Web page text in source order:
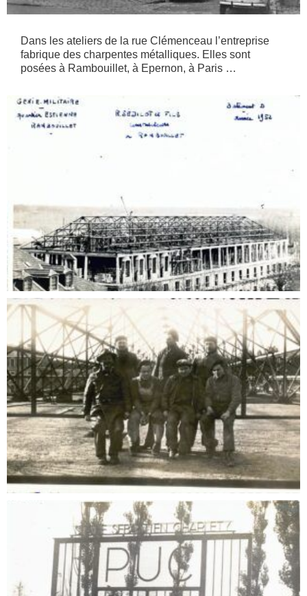
Dans les ateliers de la rue Clémenceau l’entreprise
fabrique des charpentes métalliques. Elles sont
posées à Rambouillet, à Epernon, à Paris …